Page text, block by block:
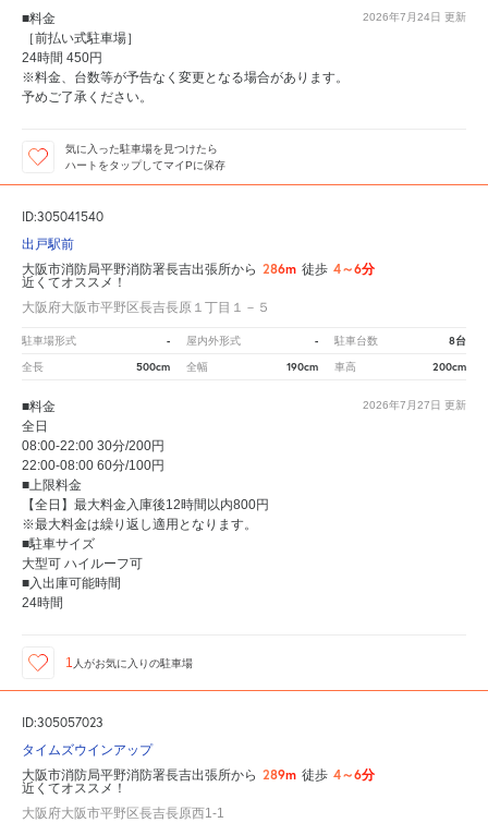
2026年7月24日 更新
■料金
［前払い式駐車場］
24時間 450円
※料金、台数等が予告なく変更となる場合があります。
予めご了承ください。
気に入った駐車場を見つけたら
ハートをタップしてマイPに保存
ID:305041540
出戸駅前
大阪市消防局平野消防署長吉出張所から 286m 徒歩 4～6分
近くてオススメ！
大阪府大阪市平野区長吉長原１丁目１－５
駐車場形式 - 屋内外形式 - 駐車台数 8台
全長 500cm 全幅 190cm 車高 200cm
2026年7月27日 更新
■料金
全日
08:00-22:00 30分/200円
22:00-08:00 60分/100円
■上限料金
【全日】最大料金入庫後12時間以内800円
※最大料金は繰り返し適用となります。
■駐車サイズ
大型可 ハイルーフ可
■入出庫可能時間
24時間
1 人がお気に入りの駐車場
ID:305057023
タイムズウインアップ
大阪市消防局平野消防署長吉出張所から 289m 徒歩 4～6分
近くてオススメ！
大阪府大阪市平野区長吉長原西1-1